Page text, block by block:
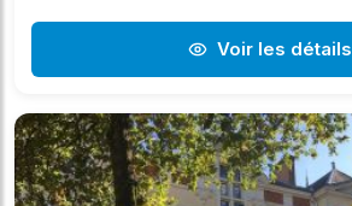
Voir les détails